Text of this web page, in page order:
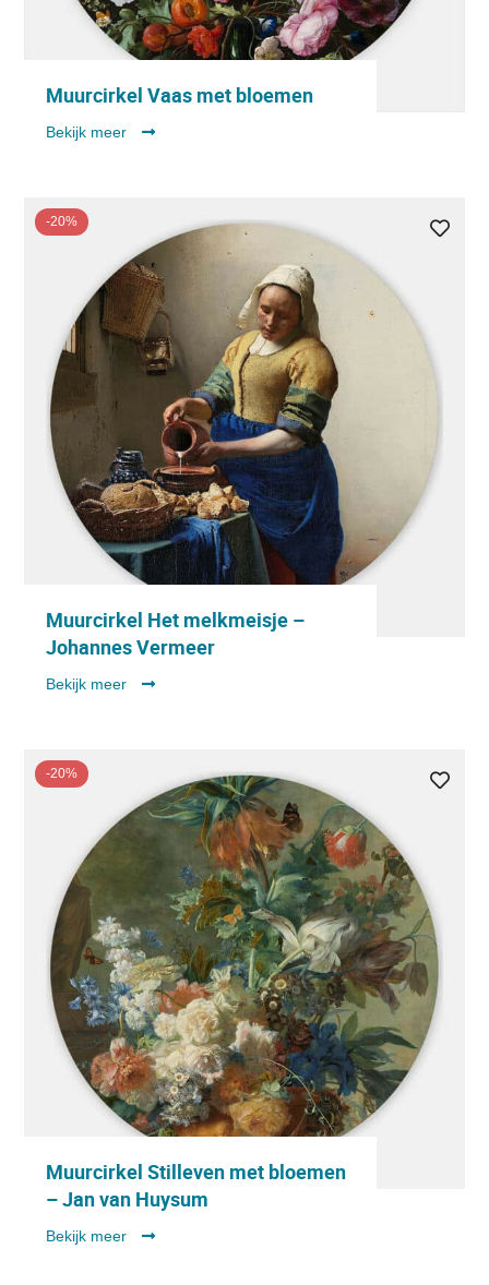
Muurcirkel Vaas met bloemen
Bekijk meer
-20%
Muurcirkel Het melkmeisje –
Johannes Vermeer
Bekijk meer
-20%
Muurcirkel Stilleven met bloemen
– Jan van Huysum
Bekijk meer